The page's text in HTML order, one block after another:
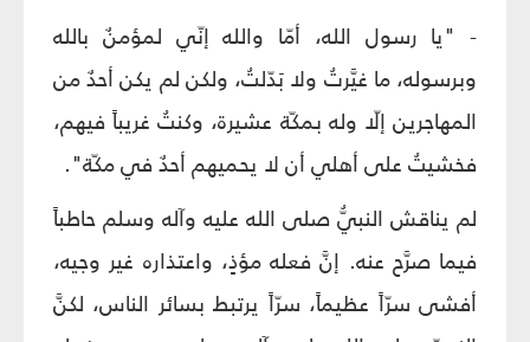
- "يا رسول الله، أمّا والله إنّي لمؤمنٌ بالله
وبرسوله، ما غيَّرتُ ولا بَدّلتُ، ولكن لم يكن أحدٌ من
المهاجرين إلّا وله بمكّة عشيرة، وكنتُ غريباً فيهم،
فخشيتُ على أهلي أن لا يحميهم أحدٌ في مكّة".
لم يناقش النبيُّ صلى الله عليه وآله وسلم حاطباً
فيما صرَّح عنه. إنَّ فعله مؤذٍ، واعتذاره غير وجيه،
أفشى سرّاً عظيماً، سرّاً يرتبط بسائر الناس، لكنَّ